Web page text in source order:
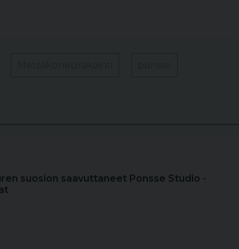
suosion saavuttaneet Ponsse Studio -